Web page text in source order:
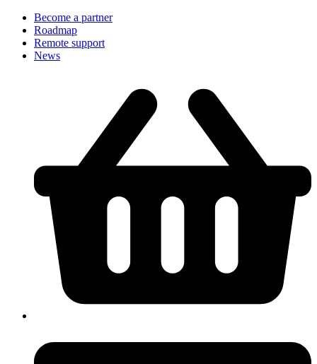
Become a partner
Roadmap
Remote support
News